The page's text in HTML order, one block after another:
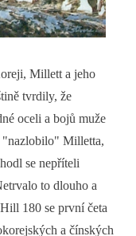
Millett a jeho
tvrdily, že
oceli a bojů muže
"nazlobilo" Milletta,
se nepříteli
to dlouho a
180 se první četa
a čínských